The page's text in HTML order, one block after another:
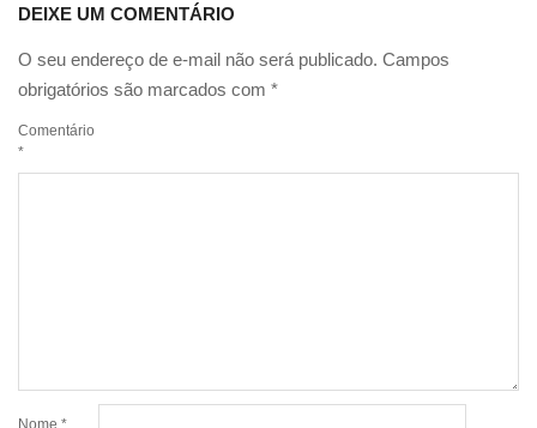
DEIXE UM COMENTÁRIO
O seu endereço de e-mail não será publicado. Campos
obrigatórios são marcados com *
Comentário
*
Nome *